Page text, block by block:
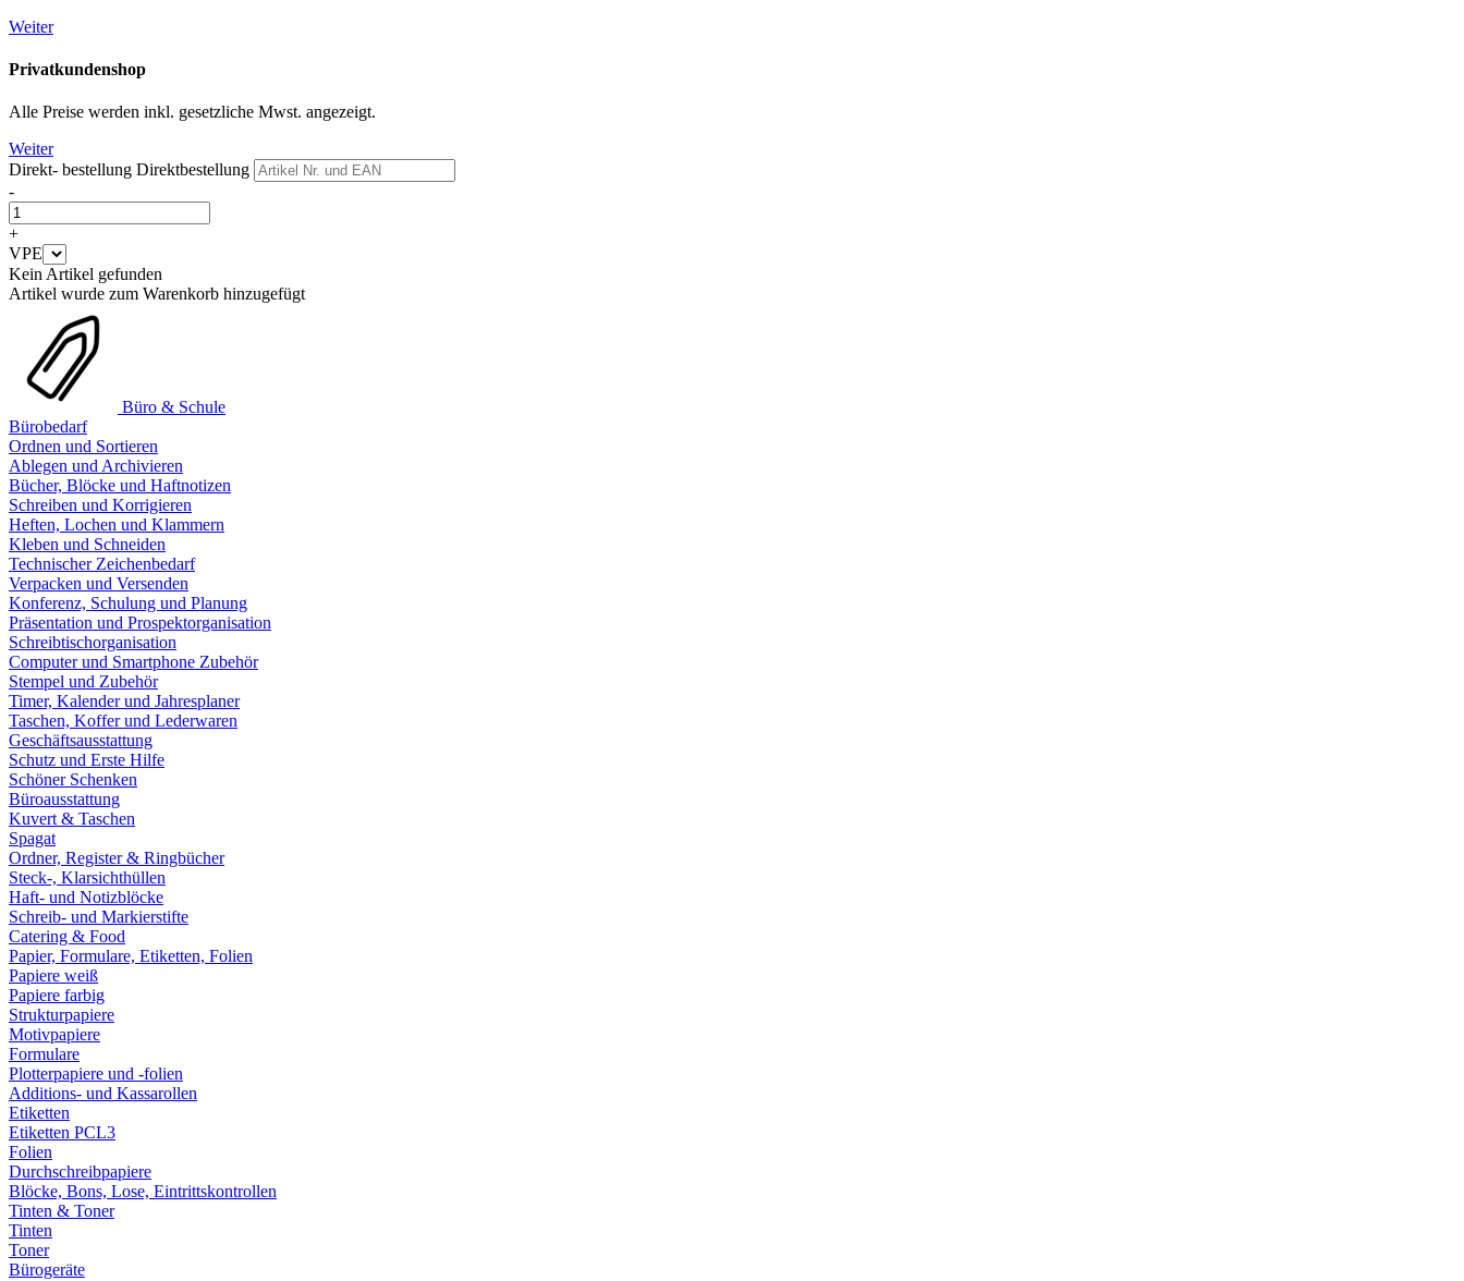
Weiter
Privatkundenshop
Alle Preise werden inkl. gesetzliche Mwst. angezeigt.
Weiter
Direkt- bestellung Direktbestellung
-
+
VPE
Kein Artikel gefunden
Artikel wurde zum Warenkorb hinzugefügt
Büro & Schule
Bürobedarf
Ordnen und Sortieren
Ablegen und Archivieren
Bücher, Blöcke und Haftnotizen
Schreiben und Korrigieren
Heften, Lochen und Klammern
Kleben und Schneiden
Technischer Zeichenbedarf
Verpacken und Versenden
Konferenz, Schulung und Planung
Präsentation und Prospektorganisation
Schreibtischorganisation
Computer und Smartphone Zubehör
Stempel und Zubehör
Timer, Kalender und Jahresplaner
Taschen, Koffer und Lederwaren
Geschäftsausstattung
Schutz und Erste Hilfe
Schöner Schenken
Büroausstattung
Kuvert & Taschen
Spagat
Ordner, Register & Ringbücher
Steck-, Klarsichthüllen
Haft- und Notizblöcke
Schreib- und Markierstifte
Catering & Food
Papier, Formulare, Etiketten, Folien
Papiere weiß
Papiere farbig
Strukturpapiere
Motivpapiere
Formulare
Plotterpapiere und -folien
Additions- und Kassarollen
Etiketten
Etiketten PCL3
Folien
Durchschreibpapiere
Blöcke, Bons, Lose, Eintrittskontrollen
Tinten & Toner
Tinten
Toner
Bürogeräte